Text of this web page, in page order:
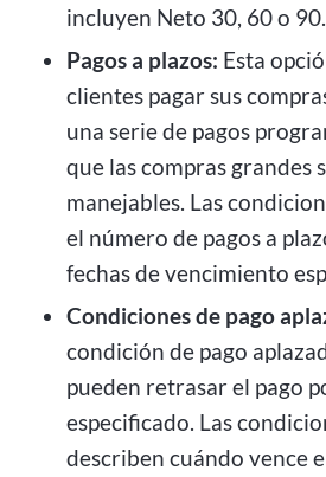
incluyen Neto 30, 60 o 90.
Pagos a plazos: Esta
clientes pagar sus
una serie de pagos
que las compras grandes
manejables. Las
el número de pagos a
fechas de vencimiento
Condiciones de pago
condición de pago
pueden retrasar el pago
especificado. Las
describen cuándo vence